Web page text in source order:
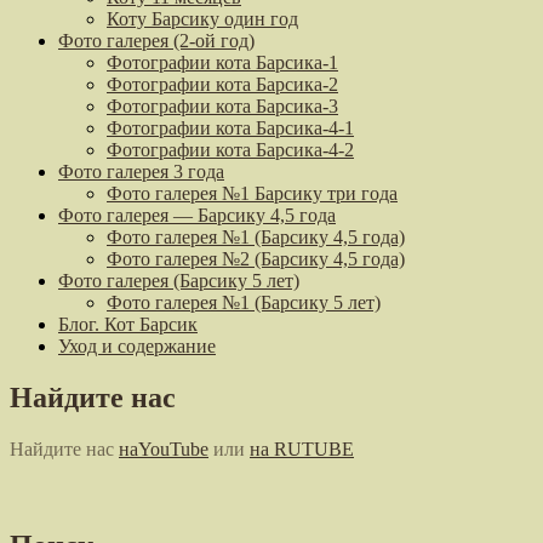
Коту Барсику один год
Фото галерея (2-ой год)
Фотографии кота Барсика-1
Фотографии кота Барсика-2
Фотографии кота Барсика-3
Фотографии кота Барсика-4-1
Фотографии кота Барсика-4-2
Фото галерея 3 года
Фото галерея №1 Барсику три года
Фото галерея — Барсику 4,5 года
Фото галерея №1 (Барсику 4,5 года)
Фото галерея №2 (Барсику 4,5 года)
Фото галерея (Барсику 5 лет)
Фото галерея №1 (Барсику 5 лет)
Блог. Кот Барсик
Уход и содержание
Найдите нас
Найдите нас наYouTube или на RUTUBE